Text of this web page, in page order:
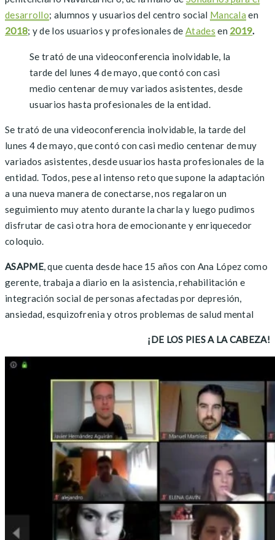
desarrollo; alumnos y usuarios del centro social Mancala en
2018; y de los usuarios y profesionales deAtades en 2019.
Se trató de una videoconferencia inolvidable, la
tarde del lunes 4 de mayo, que contó con casi
medio centenar de muy variados asistentes, desde
usuarios hasta profesionales de la entidad.
Se trató de una videoconferencia inolvidable, la tarde del
lunes 4 de mayo, que contó con casi medio centenar de muy
variados asistentes, desde usuarios hasta profesionales de la
entidad. Todos, pese al intenso reto que supone la adaptación
a una nueva manera de conectarse, nos regalaron un
seguimiento muy atento durante la charla y luego pudimos
disfrutar de casi otra hora de emocionante y enriquecedor
coloquio.
ASAPME, que cuenta desde hace 15 años con Ana López como
gerente, trabaja a diario en la asistencia, rehabilitación e
integración social de personas afectadas por depresión,
ansiedad, esquizofrenia y otros problemas de salud mental
¡DE LOS PIES A LA CABEZA!